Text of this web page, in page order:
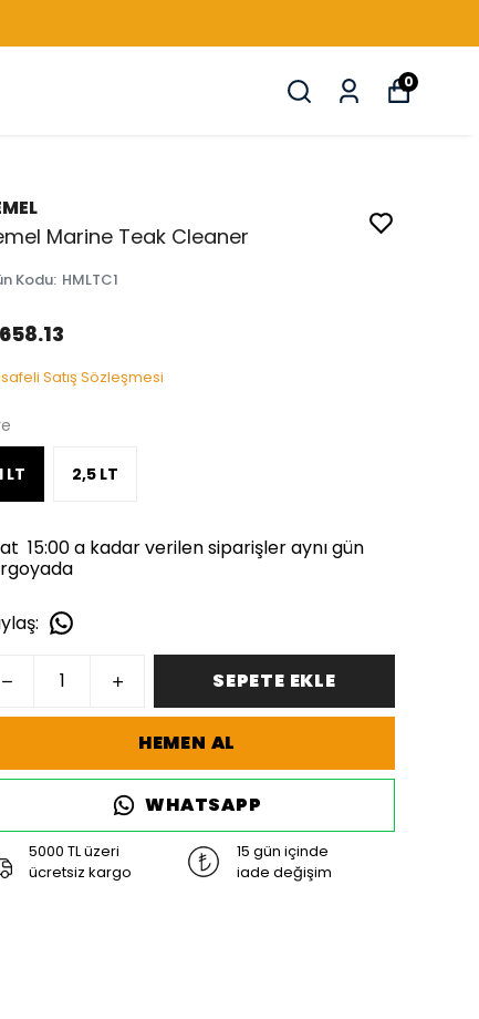
0
Marine Teak Cleaner
Kodu: HMLTC1
Satış Sözleşmesi
LT 2,5 LT
15:00 a kadar verilen siparişler aynı gün
:
SEPETE EKLE
HEMEN AL
WHATSAPP
5000 TL üzeri
ücretsiz kargo
15 gün içinde
iade değişim